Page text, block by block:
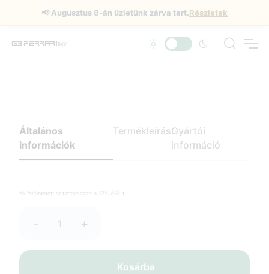
📢Augusztus 8-án üzletünk zárva tart.Részletek
Általános
információk
TermékleírásGyártói
információ
*A feltüntetett ár tartalmazza a 27% ÁFÁ-t.
- +
Kosárba